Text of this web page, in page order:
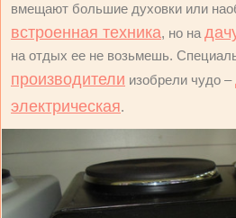
вмещают большие духовки или
встроенная техника, но на
на отдых ее не возьмешь.
производители изобрели чудо –
электрическая.